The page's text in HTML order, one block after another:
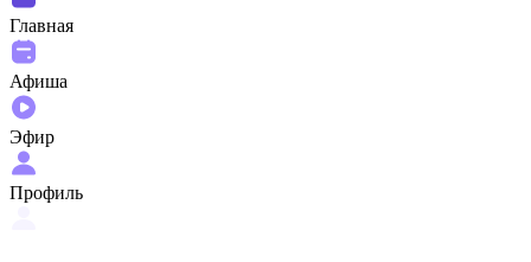
Главная
Афиша
Эфир
Профиль